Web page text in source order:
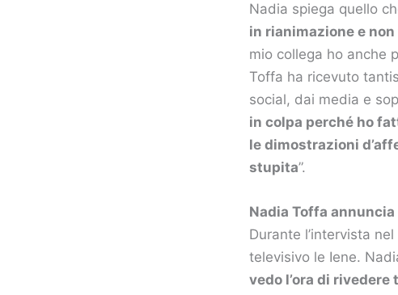
Nadia spiega quello
in rianimazione e
mio collega ho anche
Toffa ha ricevuto
social, dai media e
in colpa perché ho
le dimostrazioni
stupita”.
Nadia Toffa
Durante l’intervista
televisivo le Iene.
vedo l’ora di rivedere